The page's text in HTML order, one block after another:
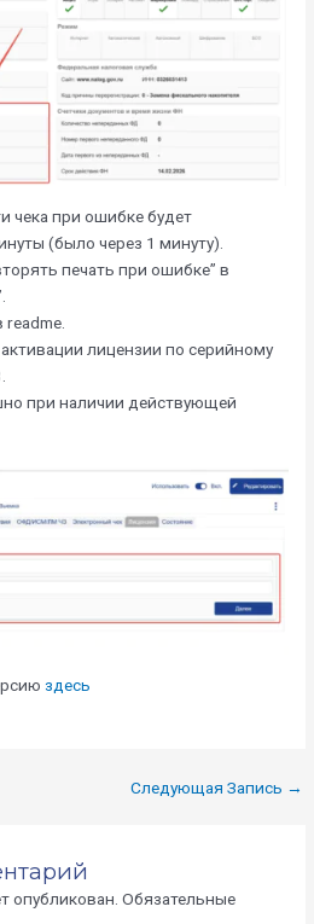
чека при ошибке будет
(было через 1 минуту).
печать при ошибке” в
лицензии по серийному
при наличии действующей
здесь
Следующая Запись →
опубликован. Обязательные